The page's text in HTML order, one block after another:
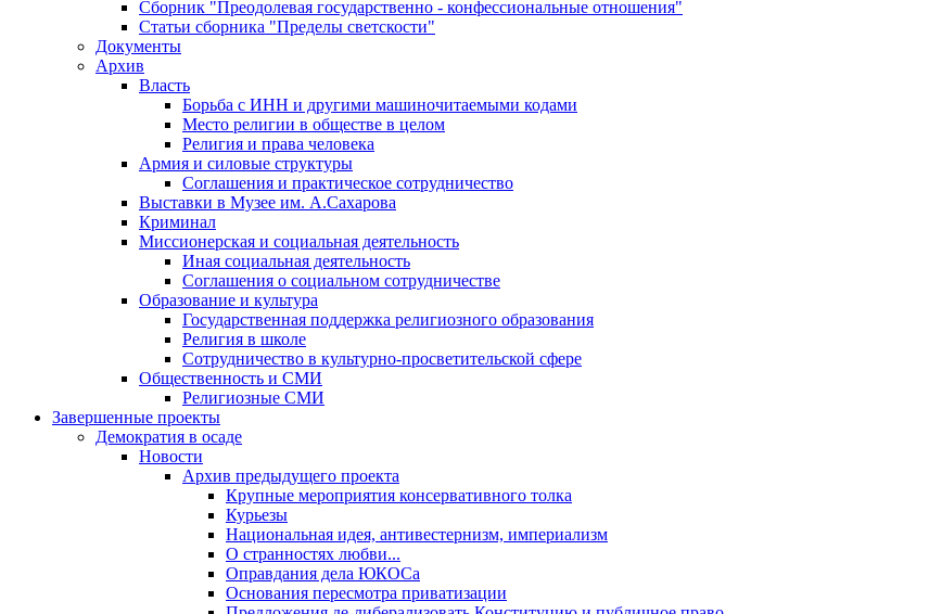
Сборник "Преодолевая государственно - конфессиональные отношения"
Статьи сборника "Пределы светскости"
Документы
Архив
Власть
Борьба с ИНН и другими машиночитаемыми кодами
Место религии в обществе в целом
Религия и права человека
Армия и силовые структуры
Соглашения и практическое сотрудничество
Выставки в Музее им. А.Сахарова
Криминал
Миссионерская и социальная деятельность
Иная социальная деятельность
Соглашения о социальном сотрудничестве
Образование и культура
Государственная поддержка религиозного образования
Религия в школе
Сотрудничество в культурно-просветительской сфере
Общественность и СМИ
Религиозные СМИ
Завершенные проекты
Демократия в осаде
Новости
Архив предыдущего проекта
Крупные мероприятия консервативного толка
Курьезы
Национальная идея, антивестернизм, империализм
О странностях любви...
Оправдания дела ЮКОСа
Основания пересмотра приватизации